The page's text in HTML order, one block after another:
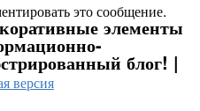
это сообщение.
элементы
блог! |
версия